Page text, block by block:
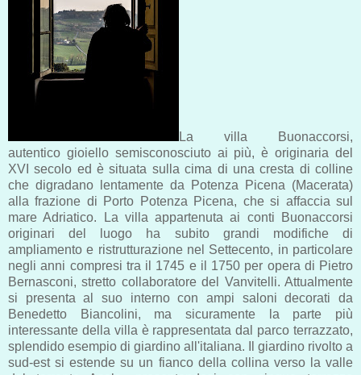
La villa Buonaccorsi,
autentico gioiello semisconosciuto ai più, è originaria del
XVI secolo ed è situata sulla cima di una cresta di colline
che digradano lentamente da Potenza Picena (Macerata)
alla frazione di Porto Potenza Picena, che si affaccia sul
mare Adriatico. La villa appartenuta ai conti Buonaccorsi
originari del luogo ha subito grandi modifiche di
ampliamento e ristrutturazione nel Settecento, in particolare
negli anni compresi tra il 1745 e il 1750 per opera di Pietro
Bernasconi, stretto collaboratore del Vanvitelli. Attualmente
si presenta al suo interno con ampi saloni decorati da
Benedetto Biancolini, ma sicuramente la parte più
interessante della villa è rappresentata dal parco terrazzato,
splendido esempio di giardino all'italiana. Il giardino rivolto a
sud-est si estende su un fianco della collina verso la valle